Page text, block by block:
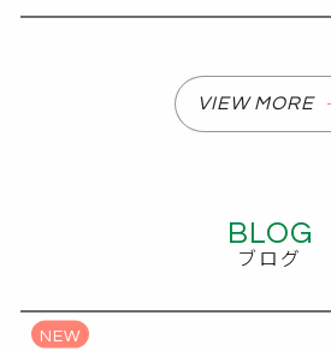
VIEW MORE
BLOG
ブログ
NEW